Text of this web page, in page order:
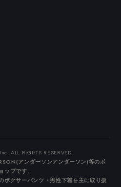
ALL RIGHTS RESERVED.
アンダーソンアンダーソン)等のボ
プです。
ボクサーパンツ・男性下着を主に取り扱